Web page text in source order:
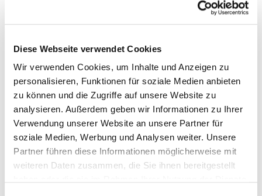
Diese Webseite verwendet Cookies
Wir verwenden Cookies, um Inhalte und Anzeigen zu
personalisieren, Funktionen für soziale Medien anbieten
zu können und die Zugriffe auf unsere Website zu
analysieren. Außerdem geben wir Informationen zu Ihrer
Verwendung unserer Website an unsere Partner für
soziale Medien, Werbung und Analysen weiter. Unsere
Partner führen diese Informationen möglicherweise mit
weiteren Daten zusammen, die Sie ihnen bereitgestellt
Instagram: @laleliest
Berna Kiliçli
Instagram:@bernainbuechern
Vanessa Nisanat Knauer
Instagram:@nisanatreads